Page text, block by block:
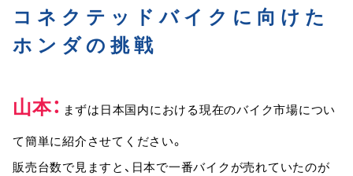
コネクテッドバイクに向けた
ホンダの挑戦
山本 まずは日本国内における現在のバイク市場につい
て簡単に紹介させてください。
販売台数で見ますと、日本で一番バイクが売れていたのが